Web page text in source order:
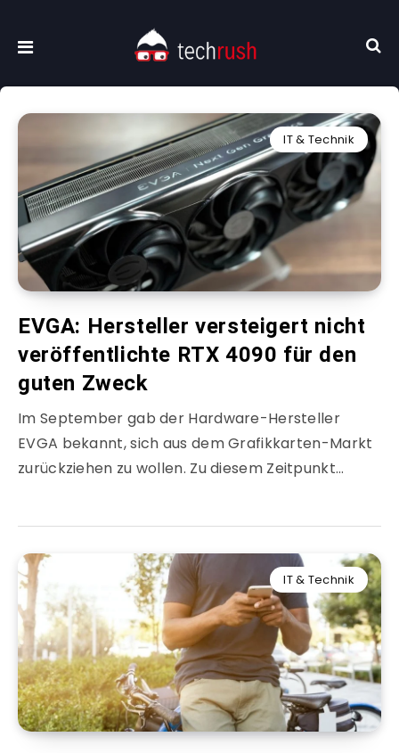
IT & Technik
EVGA: Hersteller versteigert nicht
veröffentlichte RTX 4090 für den
guten Zweck
Im September gab der Hardware-Hersteller
EVGA bekannt, sich aus dem Grafikkarten-Markt
zurückziehen zu wollen. Zu diesem Zeitpunkt…
IT & Technik